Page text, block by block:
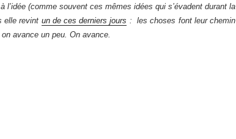
l’idée (comme souvent ces mêmes idées qui s’évadent durant la
elle revint un de ces derniers jours : les choses font leur chemin
avance un peu. On avance.